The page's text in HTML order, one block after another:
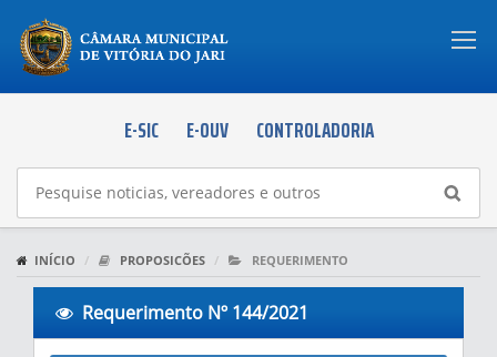
E-SIC E-OUV CONTROLADORIA
INÍCIO PROPOSICÕES REQUERIMENTO
Requerimento Nº 144/2021